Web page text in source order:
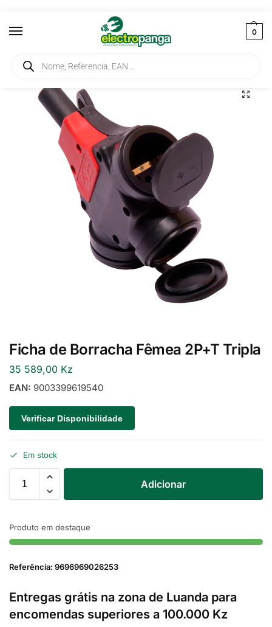
0
Início / Elementos de Ligação / Fichas e Tomadas Industrial
Ficha de Borracha Fêmea 2P+T Tripla
35 589,00 Kz
EAN: 9003399619540
Verificar Disponibilidade
Em stock
Adicionar
Produto em destaque
Referência: 9696969026253
Entregas grátis na zona de Luanda para
encomendas superiores a 100.000 Kz